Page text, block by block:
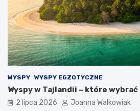
WYSPY WYSPY EGZOTYCZNE
Wyspy w Tajlandii – które wybrać
2 lipca 2026 Joanna Walkowiak